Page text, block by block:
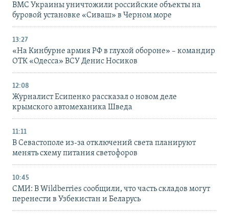
ВМС Украины уничтожили российские объекты на
буровой установке «Сиваш» в Черном море
13:27
«На Кинбурне армия РФ в глухой обороне» – командир
ОТК «Одесса» ВСУ Денис Носиков
12:08
Журналист Есипенко рассказал о новом деле
крымского автомеханика Шведа
11:11
В Севастополе из-за отключений света планируют
менять схему питания светофоров
10:45
СМИ: В Wildberries сообщили, что часть складов могут
перенести в Узбекистан и Беларусь